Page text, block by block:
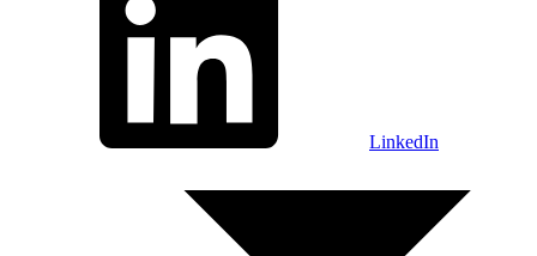
LinkedIn